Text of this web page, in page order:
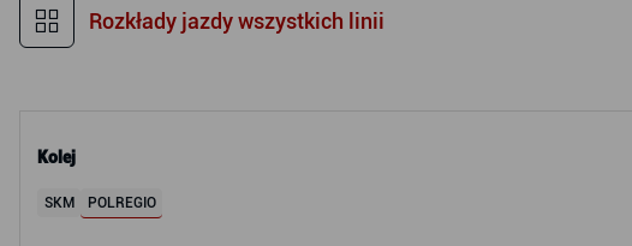
Kolej
SKM POLREGIO
Rozkłady jazdy wszystkich linii